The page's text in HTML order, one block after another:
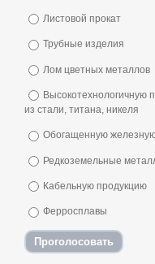
Листовой прокат
Трубные изделия
Лом цветных металлов
Высокотехнологичную
из стали, титана, никеля
Обогащенную
Редкоземельные
Кабельную продукцию
Ферросплавы